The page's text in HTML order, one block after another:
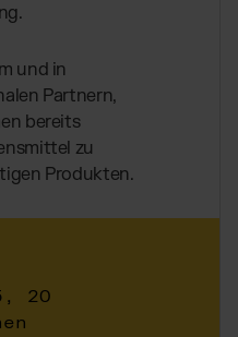
FBM
und in
Partnern,
bereits
zu
Produkten.
20